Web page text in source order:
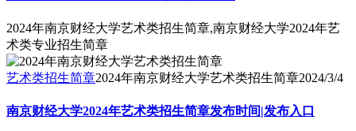
2024年南京财经大学艺术类招生简章,南京财经大学2024年艺
术类专业招生简章
艺术类招生简章2024年南京财经大学艺术类招生简章2024/3/4
南京财经大学2024年艺术类招生简章发布时间|发布入口